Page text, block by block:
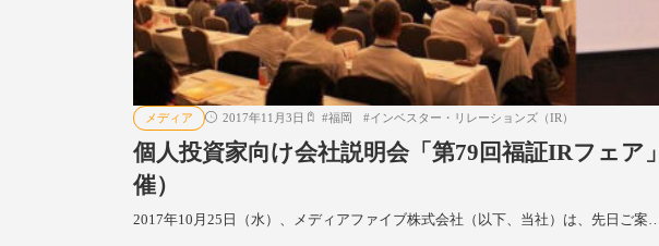
メディア 2017年11月3日 #福岡 #インベスター・リレーションズ（IR）
個人投資家向け会社説明会「第79回福証IRフェア
催）
2017年10月25日（水）、メディアファイブ株式会社（以下、当社）は、先日ご案